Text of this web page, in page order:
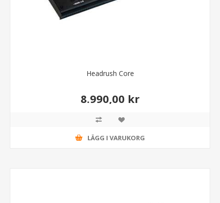
Headrush Core
8.990,00 kr
LÄGG I VARUKORG